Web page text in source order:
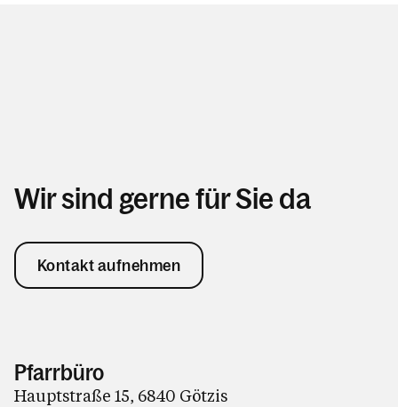
Wir sind gerne für Sie da
Kontakt aufnehmen
Pfarrbüro
Hauptstraße 15, 6840 Götzis